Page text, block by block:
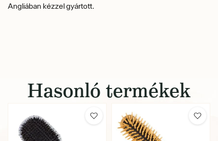
Angliában kézzel gyártott.
Hasonló termékek